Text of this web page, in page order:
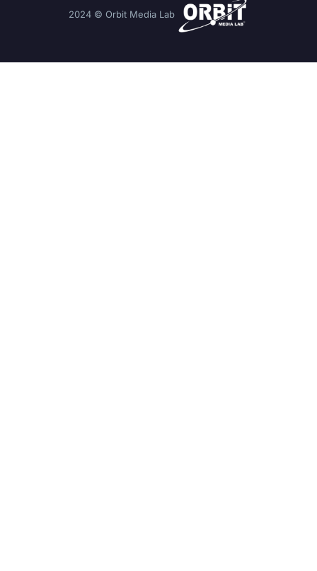
2024 © Orbit Media Lab